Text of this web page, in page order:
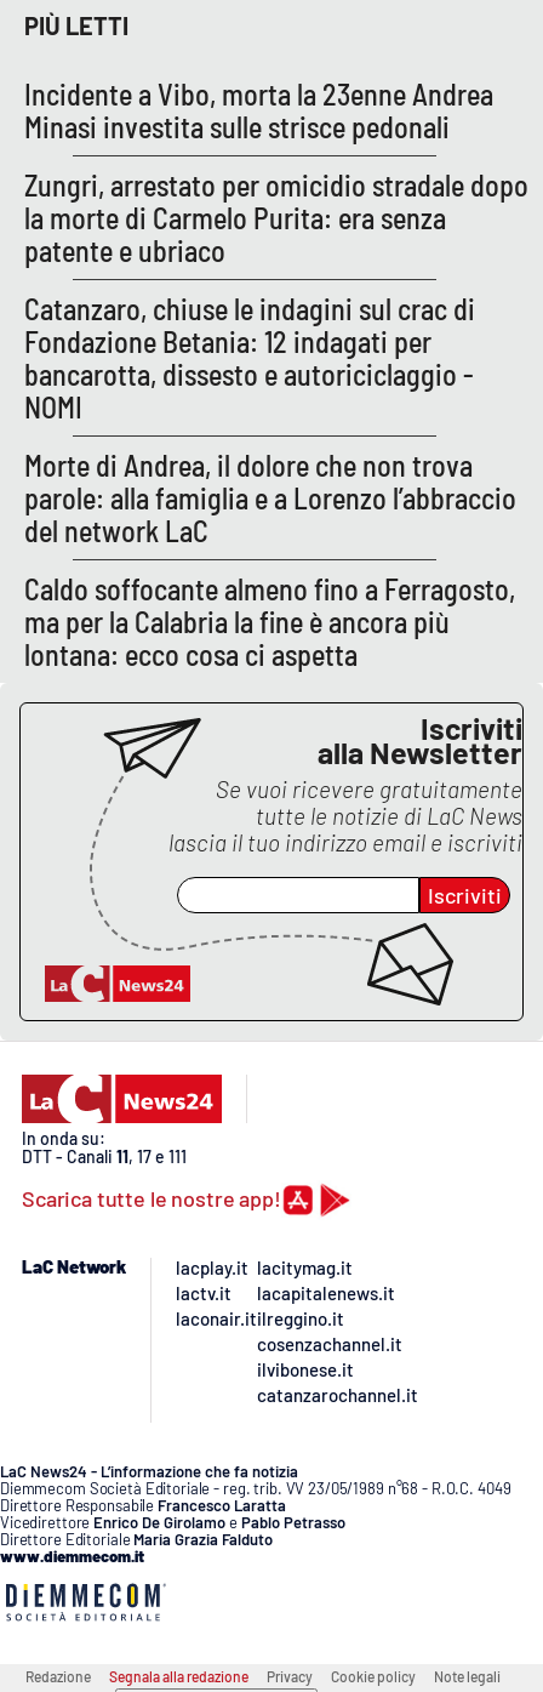
Buona Sanità Calabria
LA
CALABRIAVISIONE
Destinazioni
Eventi
Food
Storie
NETWORK
Lacplay.it
Lactv.it
Laconair.it
Lacitymag.it
Lacapitalenews.it
Ilreggino.it
Cosenzachannel.it
Ilvibonese.it
Catanzarochannel.it
APP
PIÙ LETTI
Incidente a Vibo, morta la 23enne Andrea
Minasi investita sulle strisce pedonali
Zungri, arrestato per omicidio stradale dopo
la morte di Carmelo Purita: era senza
patente e ubriaco
Catanzaro, chiuse le indagini sul crac di
Fondazione Betania: 12 indagati per
bancarotta, dissesto e autoriciclaggio -
NOMI
Morte di Andrea, il dolore che non trova
parole: alla famiglia e a Lorenzo l’abbraccio
del network LaC
Caldo soffocante almeno fino a Ferragosto,
ma per la Calabria la fine è ancora più
lontana: ecco cosa ci aspetta
Iscriviti
alla Newsletter
Se vuoi ricevere gratuitamente
tutte le notizie di LaC News
lascia il tuo indirizzo email e iscriviti
Iscriviti
In onda su:
DTT - Canali 11, 17 e 111
Scarica tutte le nostre app!
LaC Network
lacplay.it
lactv.it
laconair.it
lacitymag.it
lacapitalenews.it
ilreggino.it
cosenzachannel.it
ilvibonese.it
catanzarochannel.it
LaC News24 - L’informazione che fa notizia
Diemmecom Società Editoriale - reg. trib. VV 23/05/1989 n°68 - R.O.C. 4049
Direttore Responsabile Francesco Laratta
Vicedirettore Enrico De GirolamoePablo Petrasso
Direttore Editoriale Maria Grazia Falduto
www.diemmecom.it
Redazione Segnala alla redazione Privacy Cookie policy Note legali